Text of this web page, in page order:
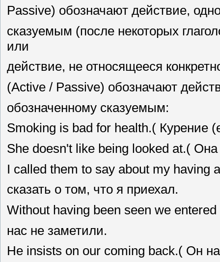
Passive) обозначают действие,
сказуемым (после некоторых
или
действие, не относящееся
(Active / Passive) обозначают
обозначенному сказуемым:
Smoking is bad for health.( Курение
She doesn't like being looked at.(
I called them to say about my
сказать о том, что я приехал.
Without having been seen we
нас не заметили.
Не insists on our coming back.( Он